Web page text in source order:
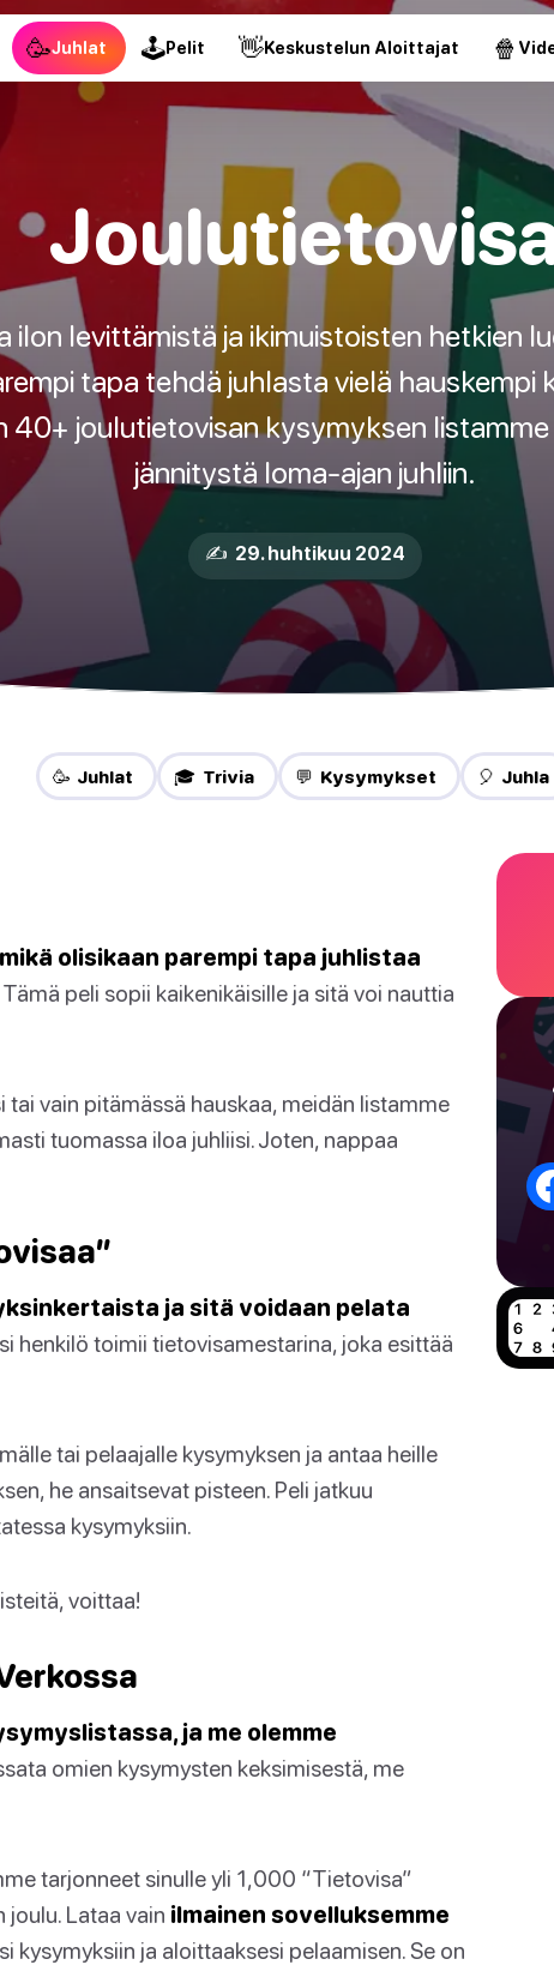
🥳Juhlat 🕹Pelit 👋Keskustelun Aloittajat 🍿
ilon levittämistä ja ikimuistoisten hetkien
tapa tehdä juhlasta vielä hauskempi
40+ joulutietovisan kysymyksen
jännitystä loma-ajan juhliin.
✍️ 29. huhtikuu 2024
🥳 Juhlat 🎓 Trivia 💬 Kysymykset 🎈 Juhla
olisikaan parempi tapa juhlistaa
Tämä peli sopii kaikenikäisille ja sitä voi nauttia
vain pitämässä hauskaa, meidän listamme
tuomassa iloa juhliisi. Joten, nappaa
ja sitä voidaan pelata
henkilö toimii tietovisamestarina, joka esittää
tai pelaajalle kysymyksen ja antaa heille
he ansaitsevat pisteen. Peli jatkuu
kysymyksiin.
voittaa!
ja me olemme
omien kysymysten keksimisestä, me
tarjonneet sinulle yli 1,000 “Tietovisa”
joulu. Lataa vain ilmainen sovelluksemme
kysymyksiin ja aloittaaksesi pelaamisen. Se on